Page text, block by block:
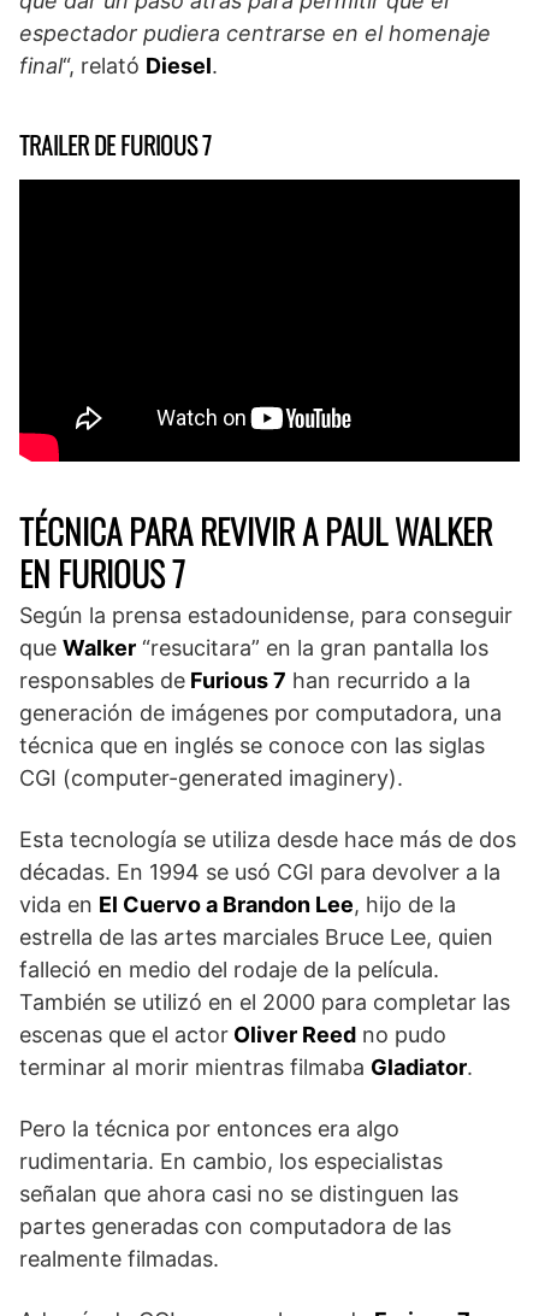
espectador pudiera centrarse en el homenaje
final“, relató Diesel.
TRAILER DE FURIOUS 7
TÉCNICA PARA REVIVIR A PAUL WALKER
EN FURIOUS 7
Según la prensa estadounidense, para conseguir
que Walker “resucitara” en la gran pantalla los
responsables de Furious 7 han recurrido a la
generación de imágenes por computadora, una
técnica que en inglés se conoce con las siglas
CGI (computer-generated imaginery).
Esta tecnología se utiliza desde hace más de dos
décadas. En 1994 se usó CGI para devolver a la
vida en El Cuervo a Brandon Lee, hijo de la
estrella de las artes marciales Bruce Lee, quien
falleció en medio del rodaje de la película.
También se utilizó en el 2000 para completar las
escenas que el actor Oliver Reed no pudo
terminar al morir mientras filmaba Gladiator.
Pero la técnica por entonces era algo
rudimentaria. En cambio, los especialistas
señalan que ahora casi no se distinguen las
partes generadas con computadora de las
realmente filmadas.